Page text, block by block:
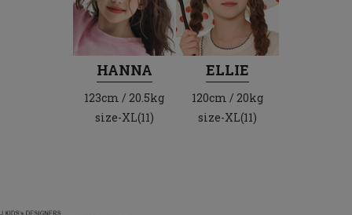
HANNA
123cm / 20.5kg
size-XL(11)
ELLIE
120cm / 20kg
size-XL(11)